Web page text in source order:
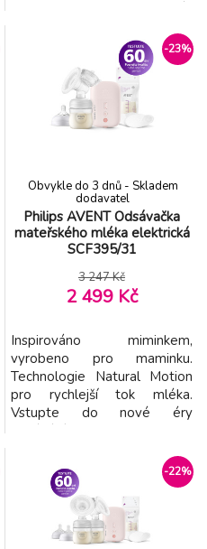
kotouč kopíruje křivky tváře
dítěte, zanechává méně
otlaků a menší podráždění
pokožky. Vlastnosti: -
Jedinečný měkký a pružný
kotouč - Měkký, pružný
-23%
Philips AVENT Odsávačka
mateřského mléka elektrická
SCF395/31
Obvykle do 3 dnů - Skladem
dodavatel
3 247 Kč
2 499 Kč
Inspirováno miminkem,
vyrobeno pro maminku.
Technologie Natural Motion
pro rychlejší tok mléka.
Vstupte do nové éry
bradavek inspirované
přirozeným způsobem, jakým
děti pijí. Elektrická odsávačka
mléka Philips Avent udržuje
optimální tok mléka a jemně
-22%